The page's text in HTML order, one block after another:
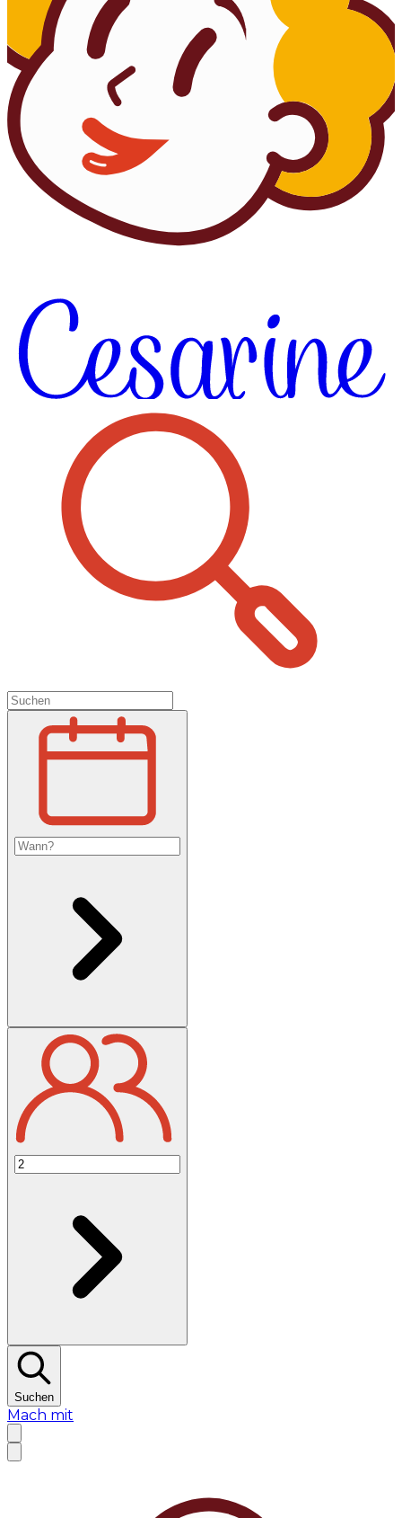
Suchen
Mach mit